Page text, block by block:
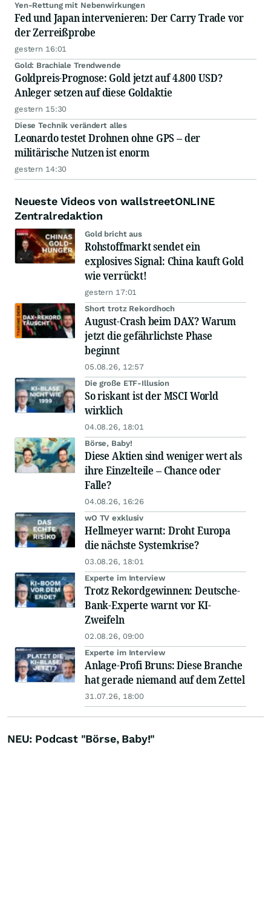
Yen-Rettung mit Nebenwirkungen
Fed und Japan intervenieren: Der Carry Trade vor
der Zerreißprobe
gestern 16:01
Gold: Brachiale Trendwende
Goldpreis-Prognose: Gold jetzt auf 4.800 USD?
Anleger setzen auf diese Goldaktie
gestern 15:30
Diese Technik verändert alles
Leonardo testet Drohnen ohne GPS – der
militärische Nutzen ist enorm
gestern 14:30
Neueste Videos von wallstreetONLINE
Zentralredaktion
Gold bricht aus
Rohstoffmarkt sendet ein
explosives Signal: China kauft Gold
wie verrückt!
gestern 17:01
Short trotz Rekordhoch
August-Crash beim DAX? Warum
jetzt die gefährlichste Phase
beginnt
05.08.26, 12:57
Die große ETF-Illusion
So riskant ist der MSCI World
wirklich
04.08.26, 18:01
Börse, Baby!
Diese Aktien sind weniger wert als
ihre Einzelteile – Chance oder
Falle?
04.08.26, 16:26
wO TV exklusiv
Hellmeyer warnt: Droht Europa
die nächste Systemkrise?
03.08.26, 18:01
Experte im Interview
Trotz Rekordgewinnen: Deutsche-
Bank-Experte warnt vor KI-
Zweifeln
02.08.26, 09:00
Experte im Interview
Anlage-Profi Bruns: Diese Branche
hat gerade niemand auf dem Zettel
31.07.26, 18:00
NEU: Podcast "Börse, Baby!"